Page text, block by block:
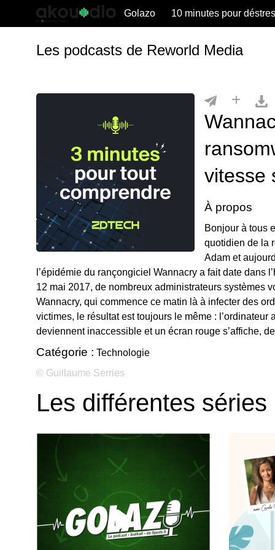
Golazo 10 minutes pour
Les podcasts de Reworld Media
vitesse
À propos
Bonjour à tous
quotidien de la
Adam et
l’épidémie du rançongiciel Wannacry a fait date dans
12 mai 2017, de nombreux administrateurs systèmes
Wannacry, qui commence ce matin là à infecter des
victimes, le résultat est toujours le même : l’ordinateur
deviennent inaccessible et un écran rouge s’affiche,
Catégorie : Technologie
© Guillaume Serries
Les différentes séries